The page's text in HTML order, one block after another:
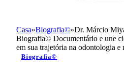
Casa»Biografia©»Dr. Márcio
Biografia© Documentário e une
em sua trajetória na odontologia e
Biografia©